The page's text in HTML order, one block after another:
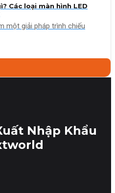
Các loại màn hình LED
một giải pháp trình chiếu
Nhập Khẩu